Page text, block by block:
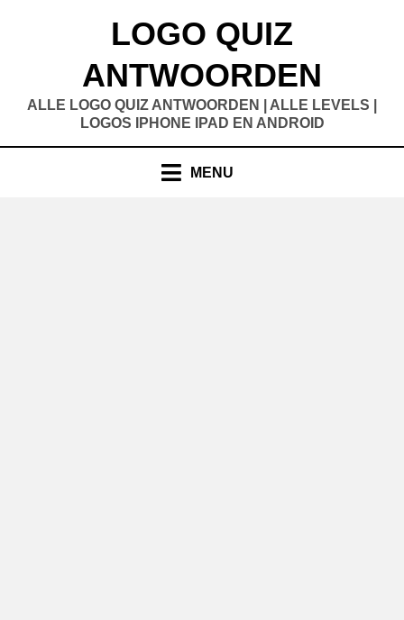
LOGO QUIZ
ANTWOORDEN
ALLE LOGO QUIZ ANTWOORDEN | ALLE LEVELS |
LOGOS IPHONE IPAD EN ANDROID
MENU